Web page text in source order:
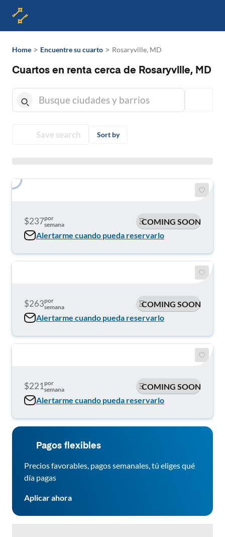
Home > Encuentre su cuarto > Rosaryville, MD
Cuartos en renta cerca de Rosaryville, MD
Save search Sort by
$237por
semana
COMING SOON
Alertarme cuando pueda reservarlo
$263por
semana
COMING SOON
Alertarme cuando pueda reservarlo
$221por
semana
COMING SOON
Alertarme cuando pueda reservarlo
Pagos flexibles
Precios favorables, pagos semanales, tú eliges qué
día pagas
Aplicar ahora